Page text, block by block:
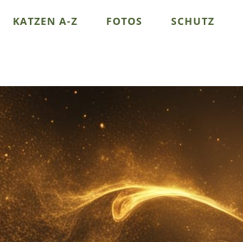
KATZEN A-Z FOTOS SCHUTZ